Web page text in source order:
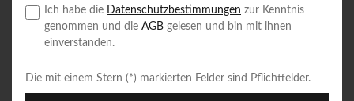
Ich habe die Datenschutzbestimmungen zur Kenntnis
genommen und die AGB gelesen und bin mit ihnen
einverstanden.
Die mit einem Stern (*) markierten Felder sind Pflichtfelder.